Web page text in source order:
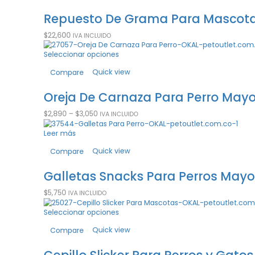
Repuesto De Grama Para
$22,600 IVA INCLUIDO
Seleccionar opciones
Compare
Quick view
Oreja De Carnaza Para Perro
$2,890 – $3,050 IVA INCLUIDO
Leer más
Compare
Quick view
Galletas Snacks Para Perros
$5,750 IVA INCLUIDO
Seleccionar opciones
Compare
Quick view